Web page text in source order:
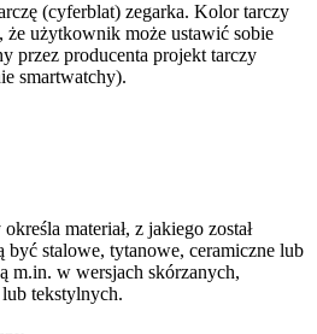
(cyferblat) zegarka. Kolor tarczy
że użytkownik może ustawić sobie
przez producenta projekt tarczy
smartwatchy).
materiał, z jakiego został
stalowe, tytanowe, ceramiczne lub
m.in. w wersjach skórzanych,
tekstylnych.